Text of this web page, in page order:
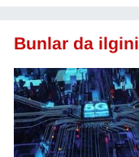
Bunlar da
YAŞAM
YEREL